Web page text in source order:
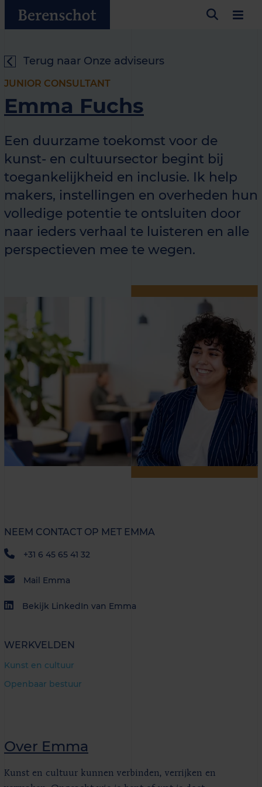
Terug naar Onze adviseurs
JUNIOR CONSULTANT
Emma Fuchs
Een duurzame toekomst voor de
kunst- en cultuursector begint bij
toegankelijkheid en inclusie. Ik help
makers, instellingen en overheden hun
volledige potentie te ontsluiten door
naar ieders verhaal te luisteren en alle
perspectieven mee te wegen.
Over Emma
Kunst en cultuur kunnen verbinden, verrijken en
NEEM CONTACT OP MET EMMA
+31 6 45 65 41 32
Mail Emma
Bekijk LinkedIn van Emma
WERKVELDEN
Kunst en cultuur
Openbaar bestuur